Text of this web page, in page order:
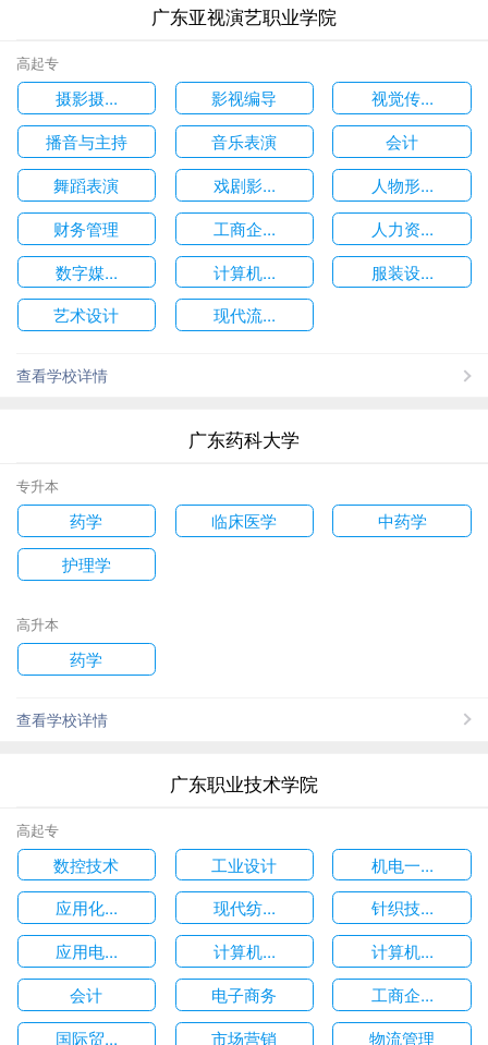
广东亚视演艺职业学院
高起专
摄影摄... 影视编导
视觉传...
播音与主持
音乐表演
会计
舞蹈表演
戏剧影...
人物形...
财务管理
工商企...
人力资...
数字媒...
计算机...
服装设...
艺术设计
现代流...
查看学校详情
广东药科大学
专升本
药学 临床医学
中药学
护理学
高升本
药学
查看学校详情
广东职业技术学院
高起专
数控技术 工业设计
机电一...
应用化...
现代纺...
针织技...
应用电...
计算机...
计算机...
会计
电子商务
工商企...
国际贸...
市场营销
物流管理